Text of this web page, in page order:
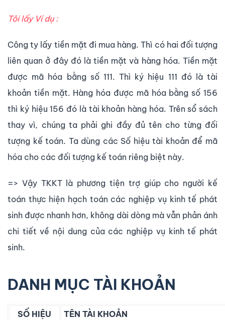
Tôi lấy Ví dụ :
Công ty lấy tiền mặt đi mua hàng. Thì có hai đối tượng
liên quan ở đây đó là tiền mặt và hàng hóa. Tiền mặt
được mã hóa bằng số 111. Thì ký hiệu 111 đó là tài
khoản tiền mặt. Hàng hóa được mã hóa bằng số 156
thì ký hiệu 156 đó là tài khoản hàng hóa. Trên sổ sách
thay vì, chúng ta phải ghi đầy đủ tên cho từng đối
tượng kế toán. Ta dùng các Số hiệu tài khoản để mã
hóa cho các đối tượng kế toán riêng biệt này.
=> Vậy TKKT là phương tiện trợ giúp cho người kế
toán thực hiện hạch toán các nghiệp vụ kinh tế phát
sinh được nhanh hơn, không dài dòng mà vẫn phản ánh
chi tiết về nội dung của các nghiệp vụ kinh tế phát
sinh.
DANH MỤC TÀI KHOẢN
SỐ HIỆU
TÊN TÀI KHOẢN